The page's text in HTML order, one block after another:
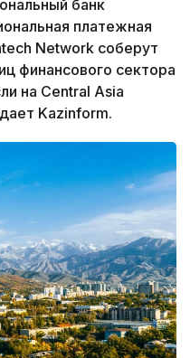
банк
платежная
Network соберут
финансового сектора
на Central Asia
Kazinform.